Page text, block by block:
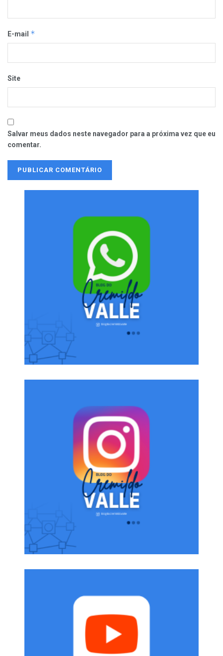
E-mail *
Site
Salvar meus dados neste navegador para a próxima vez que eu
comentar.